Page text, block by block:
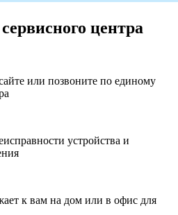
центра
или позвоните по единому
устройства и
к вам на дом или в офис для